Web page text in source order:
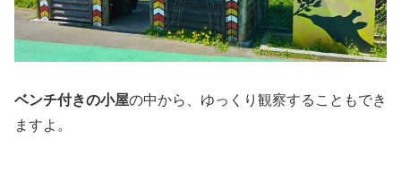
ベンチ付きの小屋の中から、ゆっくり観察することもでき
ますよ。